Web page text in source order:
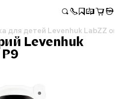
для детей Levenhuk LabZZ
Levenhuk